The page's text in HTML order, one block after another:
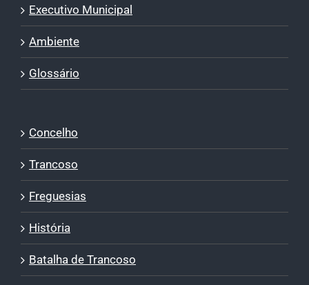
Executivo Municipal
Ambiente
Glossário
Concelho
Trancoso
Freguesias
História
Batalha de Trancoso